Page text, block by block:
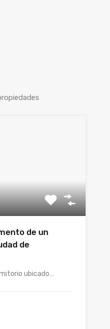
de un
de
ubicado…